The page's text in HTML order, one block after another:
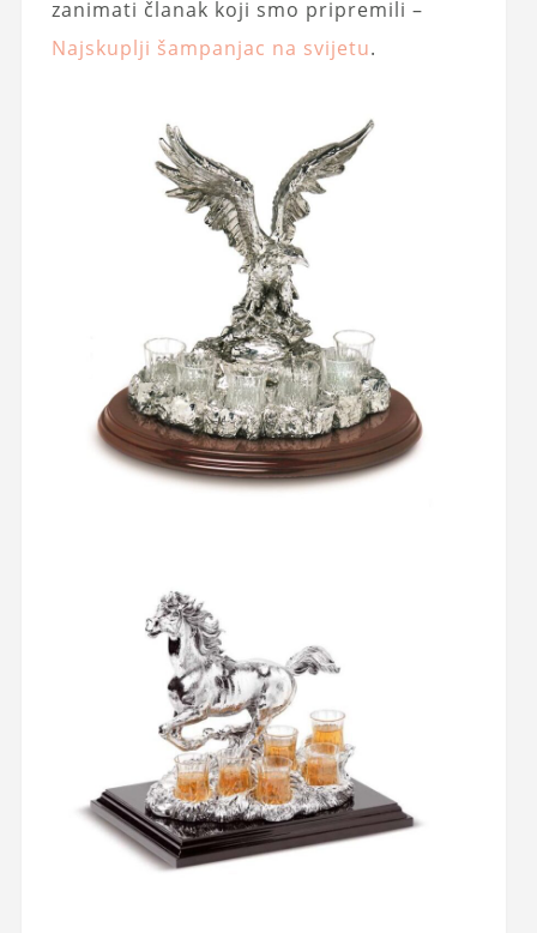
zanimati članak koji smo pripremili –
Najskuplji šampanjac na svijetu.